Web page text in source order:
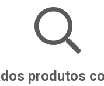
produtos